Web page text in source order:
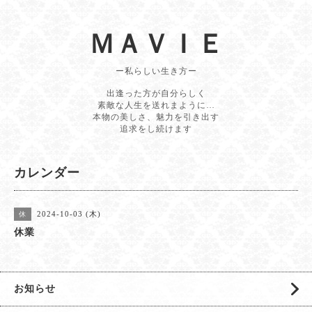
ＭＡＶＩＥ
ー私らしい生き方ー
出逢った方が自分らしく
素敵な人生を送れまように…
本物の美しさ、魅力を引き出す
追求をし続けます
カレンダー
休 2024-10-03 (木)
休業
お知らせ